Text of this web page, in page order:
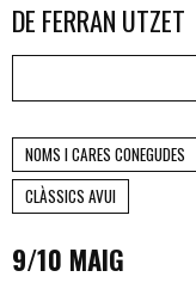
DE FERRAN UTZET
NOMS I CARES CONEGUDES
CLÀSSICS AVUI
9/10 MAIG